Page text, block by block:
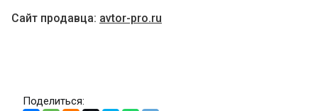
Cайт продавца: avtor-pro.ru
Поделиться: